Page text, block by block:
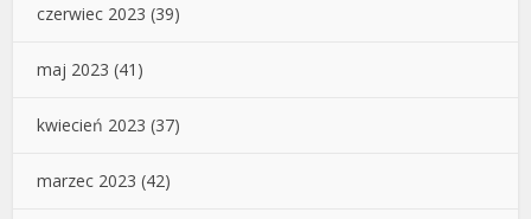
czerwiec 2023 (39)
maj 2023 (41)
kwiecień 2023 (37)
marzec 2023 (42)